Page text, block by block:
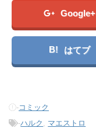
Google+
B! はてブ
-コミック
-ハルク マエストロ